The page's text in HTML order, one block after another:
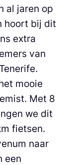
al jaren op
hoort bij dit
extra
van
mooie
Met 8
we dit
fietsen.
naar
een